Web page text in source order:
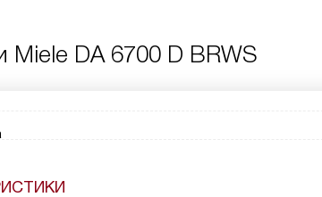
Miele DA 6700 D BRWS